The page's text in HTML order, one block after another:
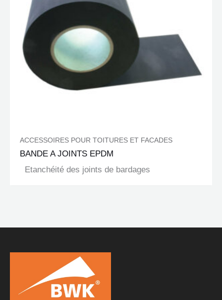
ACCESSOIRES POUR TOITURES ET FACADES
BANDE A JOINTS EPDM
Etanchéité des joints de bardages